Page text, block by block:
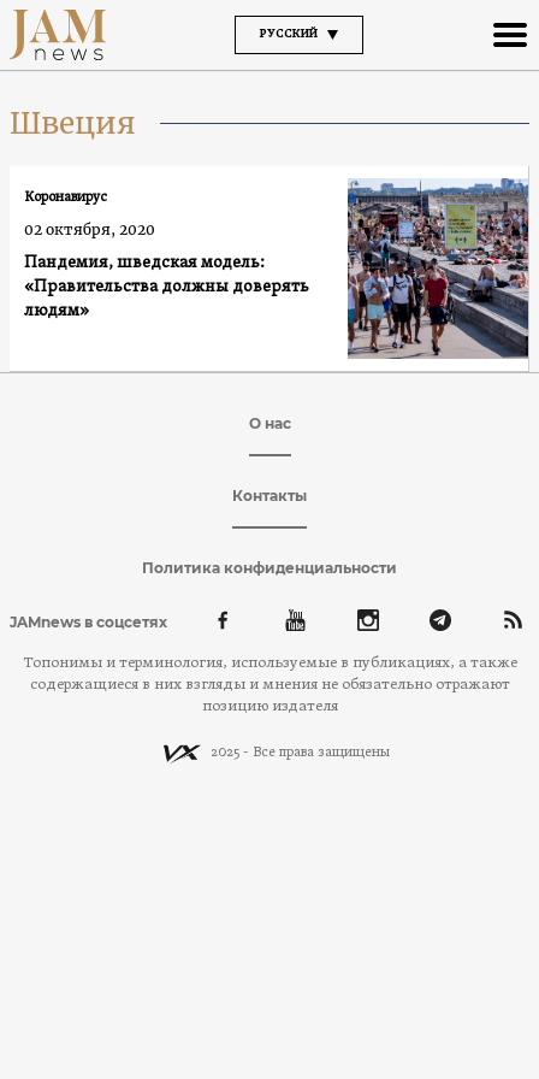
РУССКИЙ
Швеция
Пандемия, шведская модель:
«Правительства должны доверять
людям»
Коронавирус
02 октября, 2020
О нас
Контакты
Политика конфиденциальности
JAMnews в соцсетях
Топонимы и терминология, используемые в публикациях, а также
содержащиеся в них взгляды и мнения не обязательно отражают
позицию издателя
2025 - Все права защищены